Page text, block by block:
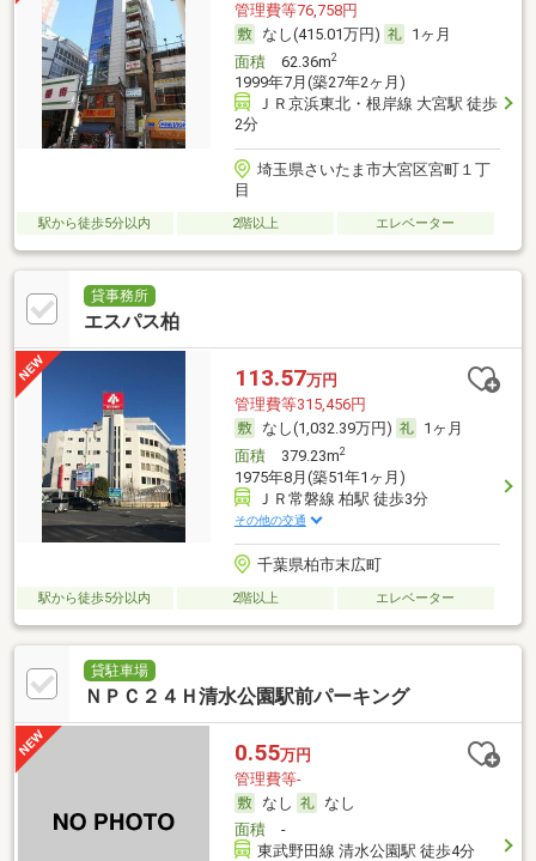
管理費等76,758円
なし(415.01万円)
1ヶ月
面積62.36m2
1999年7月(築27年2ヶ月)
ＪＲ京浜東北・根岸線 大宮駅 徒歩
2分
埼玉県さいたま市大宮区宮町１丁
目
駅から徒歩5分以内 2階以上 エレベーター
貸事務所
エスパス柏
113.57万円
管理費等315,456円
なし(1,032.39万円)
1ヶ月
面積379.23m2
1975年8月(築51年1ヶ月)
ＪＲ常磐線 柏駅 徒歩3分
その他の交通
千葉県柏市末広町
駅から徒歩5分以内 2階以上 エレベーター
貸駐車場
ＮＰＣ２４Ｈ清水公園駅前パーキング
0.55万円
管理費等-
なし
なし
面積-
東武野田線 清水公園駅 徒歩4分